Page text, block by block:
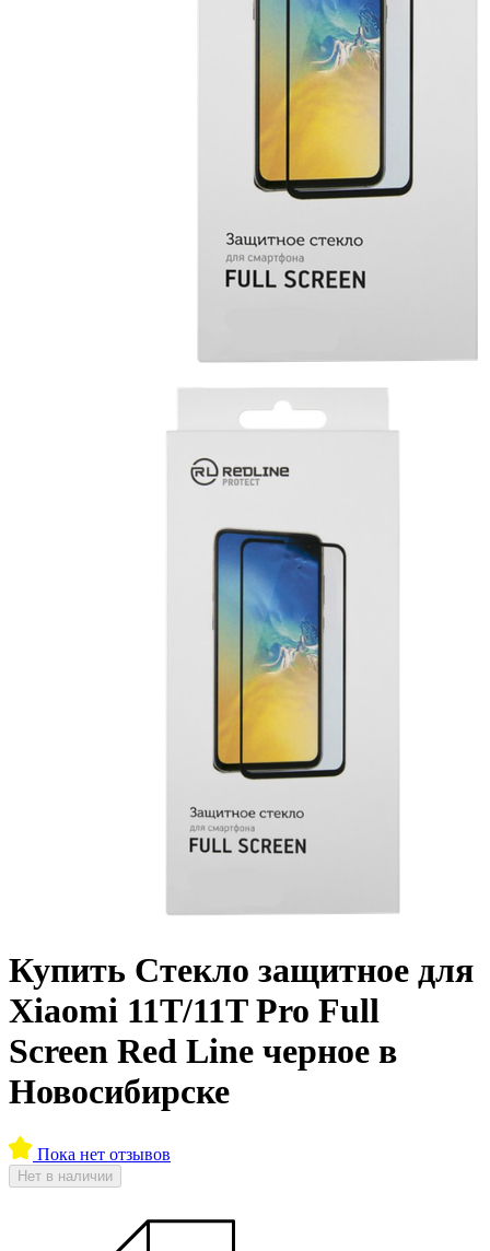
Купить Стекло защитное для
Xiaomi 11T/11T Pro Full
Screen Red Line черное в
Новосибирске
Пока нет отзывов
Нет в наличии